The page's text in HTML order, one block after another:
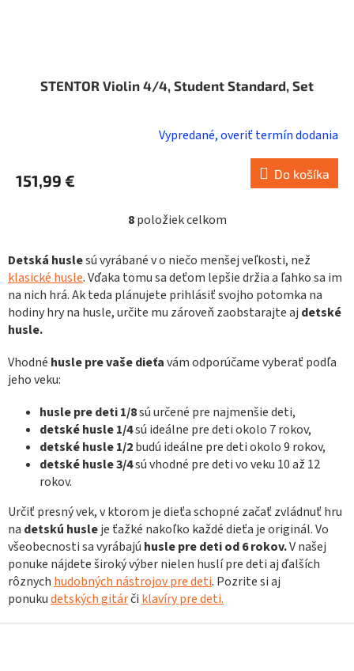
STENTOR Violin 4/4, Student Standard, Set
Vypredané, overiť termín dodania
151,99 € Do košíka
O
l
á
d
a
c
p
k
y
v
ý
p
u
8položiek celkom
Detská huslesú vyrábané v o niečo menšej veľkosti, než
klasické husle. Vďaka tomu sa deťom lepšie držia a ľahko sa im
na nich hrá. Ak teda plánujete prihlásiť svojho potomka na
hodiny hry na husle, určite mu zároveň zaobstarajte aj detské
husle.
Vhodné husle pre vaše dieťavám odporúčame vyberať podľa
jeho veku:
husle pre deti 1/8sú určené pre najmenšie deti,
detské husle 1/4sú ideálne pre deti okolo 7 rokov,
detské husle 1/2budú ideálne pre deti okolo 9 rokov,
detské husle 3/4sú vhodné pre deti vo veku 10 až 12
rokov.
Určiť presný vek, v ktorom je dieťa schopné začať zvládnuť hru
na detskú husleje ťažké nakoľko každé dieťa je originál. Vo
všeobecnosti sa vyrábajú husle pre deti od 6 rokov.V našej
ponuke nájdete široký výber nielen huslí pre deti aj ďalších
rôznych hudobných nástrojov pre deti. Pozrite si aj
ponukudetských gitárči klavíry pre deti.